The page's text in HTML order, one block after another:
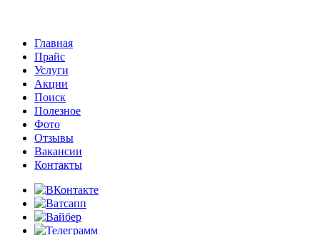
Главная
Прайс
Услуги
Акции
Поиск
Полезное
Фото
Отзывы
Вакансии
Контакты